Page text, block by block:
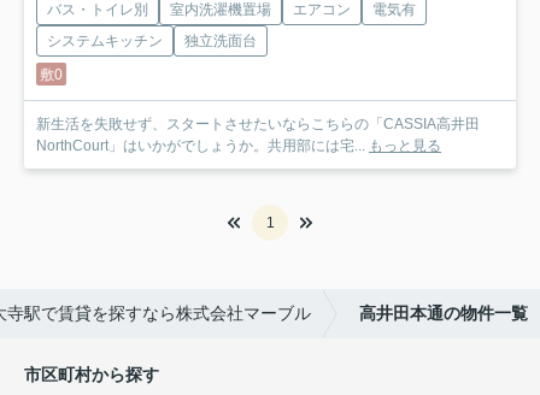
バス・トイレ別 室内洗濯機置場 エアコン
電気有
システムキッチン
独立洗面台
敷0
新生活を失敗せず、スタートさせたいならこちらの「CASSIA高井田
NorthCourt」はいかがでしょうか。共用部には宅... もっと見る
1
寺駅で賃貸を探すなら株式会社マーブル 高井田本通の物件一覧
市区町村から探す